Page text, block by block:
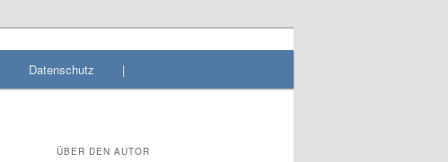
Datenschutz |
ÜBER DEN AUTOR